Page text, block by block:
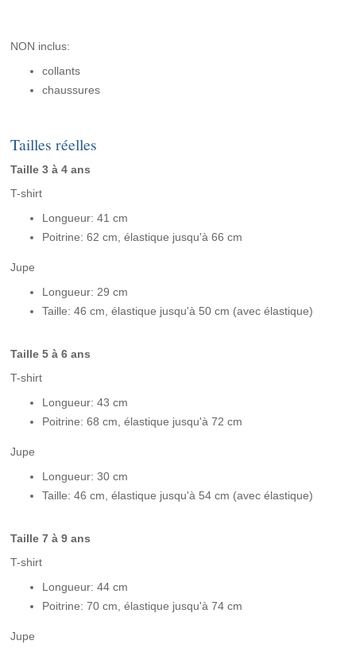
NON inclus:
collants
chaussures
Tailles réelles
Taille 3 à 4 ans
T-shirt
Longueur: 41 cm
Poitrine: 62 cm, élastique jusqu'à 66 cm
Jupe
Longueur: 29 cm
Taille: 46 cm, élastique jusqu'à 50 cm (avec élastique)
Taille 5 à 6 ans
T-shirt
Longueur: 43 cm
Poitrine: 68 cm, élastique jusqu'à 72 cm
Jupe
Longueur: 30 cm
Taille: 46 cm, élastique jusqu'à 54 cm (avec élastique)
Taille 7 à 9 ans
T-shirt
Longueur: 44 cm
Poitrine: 70 cm, élastique jusqu'à 74 cm
Jupe